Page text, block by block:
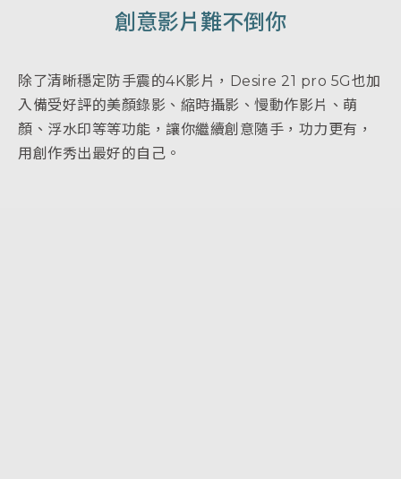
創意影片難不倒你
除了清晰穩定防手震的4K影片，Desire 21 pro 5G也加
入備受好評的美顏錄影、縮時攝影、慢動作影片、萌
顏、浮水印等等功能，讓你繼續創意隨手，功力更有，
用創作秀出最好的自己。